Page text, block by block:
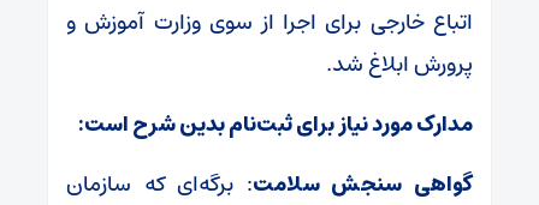
اتباع خارجی برای اجرا از سوی وزارت آموزش و
پرورش ابلاغ شد.
مدارک مورد نیاز برای ثبت‌نام بدین شرح است:
گواهی سنجش سلامت: برگه‌ای که سازمان